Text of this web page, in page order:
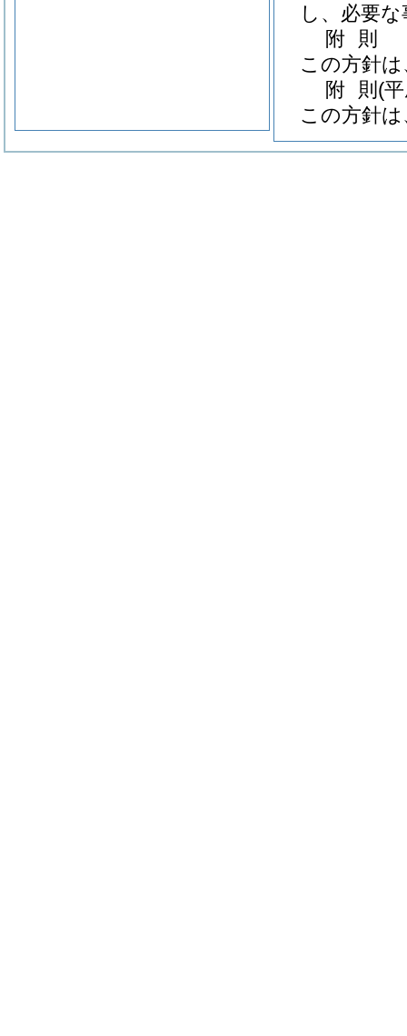
し、必要
附 則
この方針
附 則 (
この方針